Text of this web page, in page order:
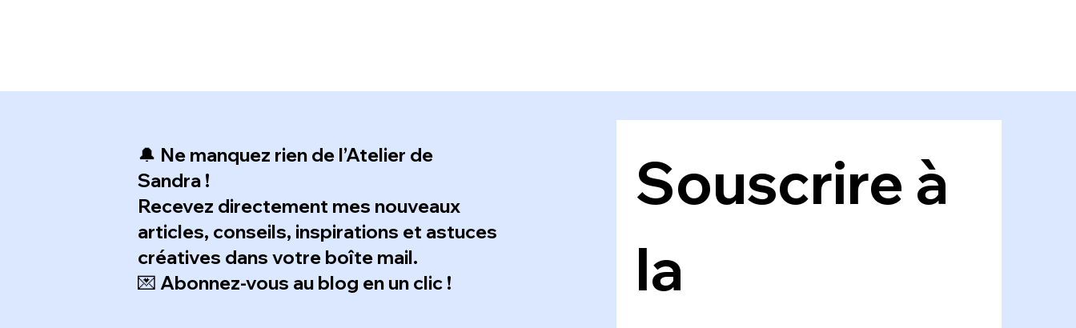
🔔 Ne manquez rien de l’Atelier de
Sandra !
Recevez directement mes nouveaux
articles, conseils, inspirations et astuces
créatives dans votre boîte mail.
💌 Abonnez-vous au blog en un clic !
Souscrire à
la